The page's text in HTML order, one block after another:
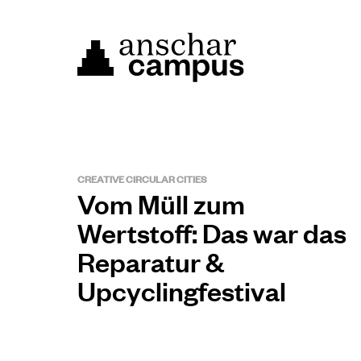
CREATIVE CIRCULAR CITIES
Vom Müll zum
Wertstoff: Das war das
Reparatur &
Upcyclingfestival